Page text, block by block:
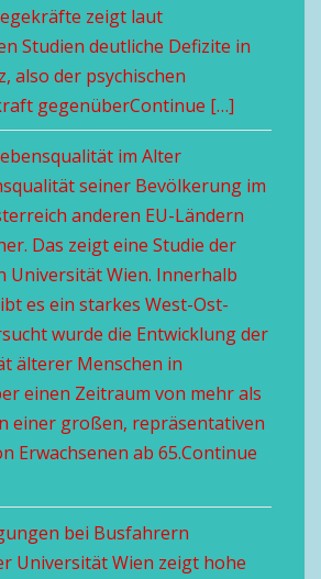
zeigt laut
Studien deutliche Defizite in
also der psychischen
gegenüberContinue […]
im Alter
seiner Bevölkerung im
anderen EU-Ländern
Das zeigt eine Studie der
Universität Wien. Innerhalb
es ein starkes West-Ost-
wurde die Entwicklung der
älterer Menschen in
einen Zeitraum von mehr als
einer großen, repräsentativen
Erwachsenen ab 65.Continue
bei Busfahrern
Universität Wien zeigt hohe